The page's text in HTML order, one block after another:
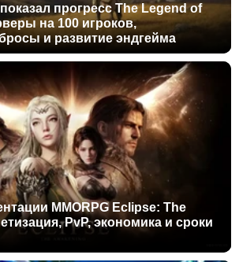
прогресс The Legend of
на 100 игроков,
и развитие эндгейма
MMORPG Eclipse: The
PvP, экономика и сроки